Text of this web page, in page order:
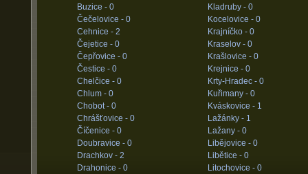
Buzice - 0
Čečelovice - 0
Cehnice - 2
Čejetice - 0
Čepřovice - 0
Čestice - 0
Chelčice - 0
Chlum - 0
Chobot - 0
Chrášťovice - 0
Číčenice - 0
Doubravice - 0
Drachkov - 2
Drahonice - 0
Kladruby - 0
Kocelovice - 0
Krajníčko - 0
Kraselov - 0
Krašlovice - 0
Krejnice - 0
Krty-Hradec - 0
Kuřimany - 0
Kváskovice - 1
Lažánky - 1
Lažany - 0
Libějovice - 0
Libětice - 0
Litochovice - 0